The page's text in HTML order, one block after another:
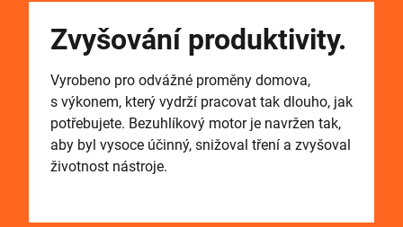
Zvyšování produktivity.
Vyrobeno pro odvážné proměny domova,
s výkonem, který vydrží pracovat tak dlouho, jak
potřebujete. Bezuhlíkový motor je navržen tak,
aby byl vysoce účinný, snižoval tření a zvyšoval
životnost nástroje.